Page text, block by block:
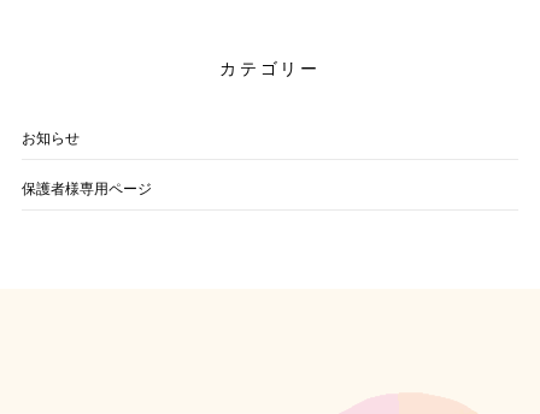
カテゴリー
お知らせ
保護者様専用ページ